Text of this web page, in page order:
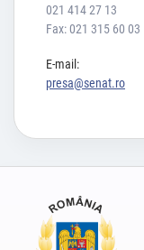
021 414 27 13
Fax: 021 315 60 03
E-mail:
presa@senat.ro